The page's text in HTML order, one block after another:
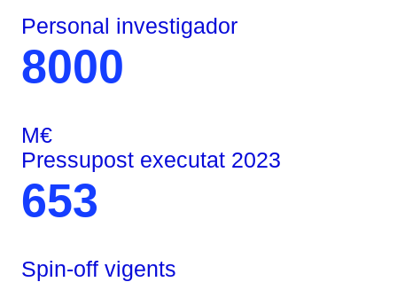
Personal investigador
8000
M€
Pressupost executat 2023
653
Spin-off vigents